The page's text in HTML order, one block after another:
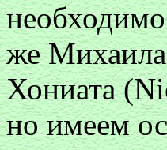
же
Хониата
но имеем